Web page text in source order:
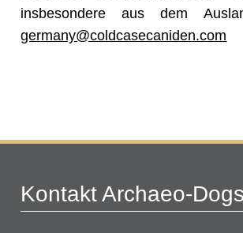
insbesondere aus dem
germany@coldcasecaniden.com
Kontakt Archaeo-